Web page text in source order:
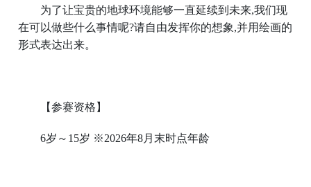
为了让宝贵的地球环境能够一直延续到未来,我们现
在可以做些什么事情呢?请自由发挥你的想象,并用绘画的
形式表达出来。
【参赛资格】
6岁～15岁 ※2026年8月末时点年龄